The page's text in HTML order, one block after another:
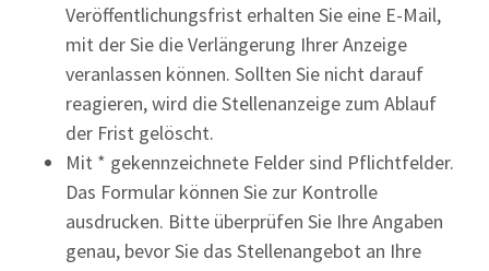
Veröffentlichungsfrist erhalten Sie eine E-Mail,
mit der Sie die Verlängerung Ihrer Anzeige
veranlassen können. Sollten Sie nicht darauf
reagieren, wird die Stellenanzeige zum Ablauf
der Frist gelöscht.
Mit * gekennzeichnete Felder sind Pflichtfelder.
Das Formular können Sie zur Kontrolle
ausdrucken. Bitte überprüfen Sie Ihre Angaben
genau, bevor Sie das Stellenangebot an Ihre